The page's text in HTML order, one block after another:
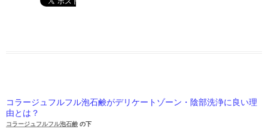
コラージュフルフル泡石鹸がデリケートゾーン・陰部洗浄に良い理
由とは？
コラージュフルフル泡石鹸 の下